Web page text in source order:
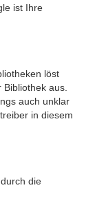
ist Ihre
löst
aus.
auch unklar
in diesem
die